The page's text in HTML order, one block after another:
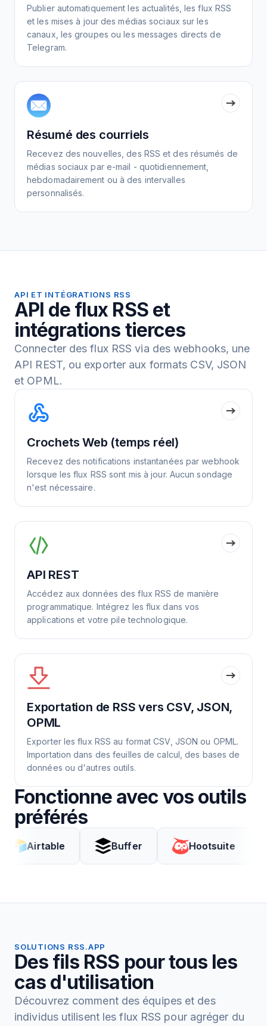
Publier automatiquement les actualités, les flux RSS
et les mises à jour des médias sociaux sur les
canaux, les groupes ou les messages directs de
Telegram.
Résumé des courriels
Recevez des nouvelles, des RSS et des résumés de
médias sociaux par e-mail - quotidiennement,
hebdomadairement ou à des intervalles
personnalisés.
API ET INTÉGRATIONS RSS
API de flux RSS et
intégrations tierces
Connecter des flux RSS via des webhooks, une
API REST, ou exporter aux formats CSV, JSON
et OPML.
Crochets Web (temps réel)
Recevez des notifications instantanées par webhook
lorsque les flux RSS sont mis à jour. Aucun sondage
n'est nécessaire.
API REST
Accédez aux données des flux RSS de manière
programmatique. Intégrez les flux dans vos
applications et votre pile technologique.
Exportation de RSS vers CSV, JSON,
OPML
Exporter les flux RSS au format CSV, JSON ou OPML.
Importation dans des feuilles de calcul, des bases de
données ou d'autres outils.
Fonctionne avec vos outils
préférés
Buffer Hootsuite
SOLUTIONS RSS.APP
Des fils RSS pour tous les
cas d'utilisation
Découvrez comment des équipes et des
individus utilisent les flux RSS pour agréger du